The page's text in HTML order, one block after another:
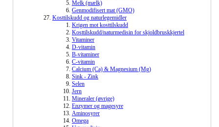
Melk (mælk)
Genmodifisert mat (GMO)
Kosttilskudd og naturlegemidler
Krigen mot kosttilskudd
Kosttilskudd/naturmedisin for skjoldbruskkjertel
Vitaminer
D-vitamin
B-vitaminer
C-vitamin
Calcium (Ca) & Magnesium (Mg)
Sink - Zink
Selen
Jern
Mineraler (øvrige)
Enzymer og magesyre
Aminosyrer
Omega